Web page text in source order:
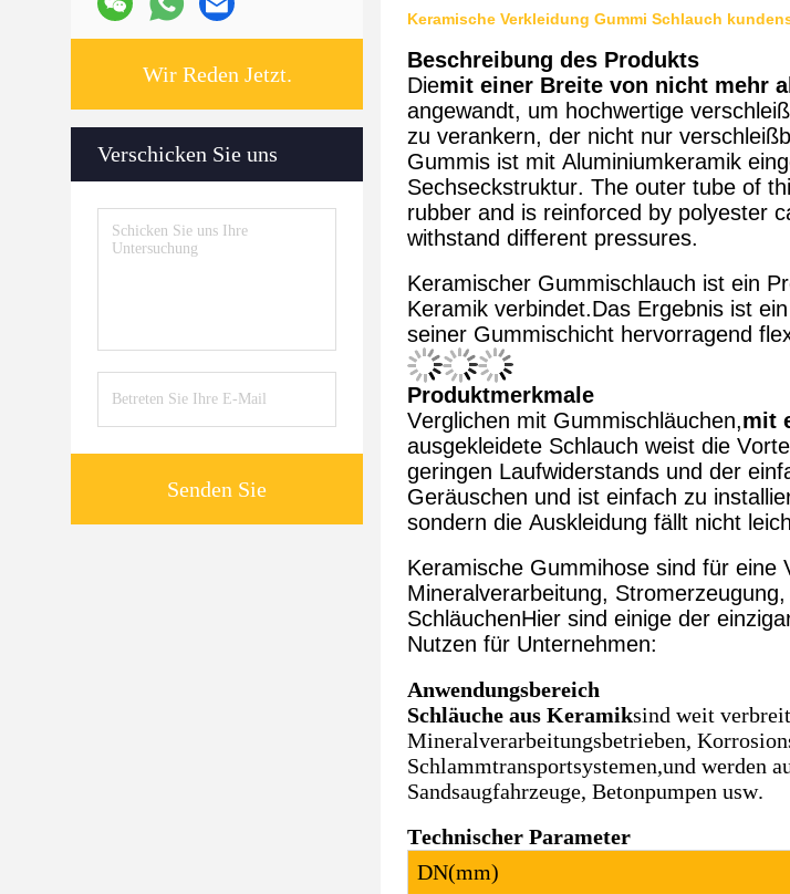
Wir Reden Jetzt.
Verschicken Sie uns
Senden Sie
Keramische Verkleidung Gummi Schlauch
Beschreibung des Produkts
Diemit einer Breite von nicht mehr
angewandt, um hochwertige
zu verankern, der nicht nur
Gummis ist mit Aluminiumkeramik
Sechseckstruktur. The outer tube of
rubber and is reinforced by polyester
withstand different pressures.
Keramischer Gummischlauch ist ein
Keramik verbindet.Das Ergebnis ist
seiner Gummischicht hervorragend
Produktmerkmale
Verglichen mit Gummischläuchen,mit
ausgekleidete Schlauch weist die
geringen Laufwiderstands und der
Geräuschen und ist einfach zu
sondern die Auskleidung fällt nicht
Keramische Gummihose sind für eine
Mineralverarbeitung,
SchläuchenHier sind einige der
Nutzen für Unternehmen:
Anwendungsbereich
Schläuche aus Keramiksind weit
Mineralverarbeitungsbetrieben,
Schlammtransportsystemen,und werden
Sandsaugfahrzeuge, Betonpumpen usw.
Technischer Parameter
DN(mm)